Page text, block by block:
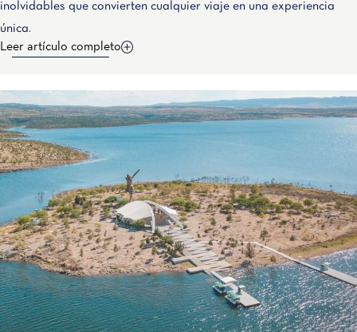
inolvidables que convierten cualquier viaje en una experiencia
única.
Leer artículo completo